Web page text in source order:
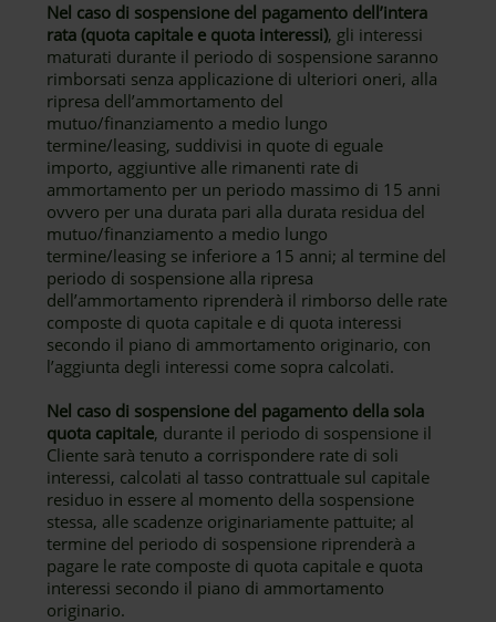
Nel caso di sospensione del pagamento dell’intera
rata (quota capitale e quota interessi), gli interessi
maturati durante il periodo di sospensione saranno
rimborsati senza applicazione di ulteriori oneri, alla
ripresa dell’ammortamento del
mutuo/finanziamento a medio lungo
termine/leasing, suddivisi in quote di eguale
importo, aggiuntive alle rimanenti rate di
ammortamento per un periodo massimo di 15 anni
ovvero per una durata pari alla durata residua del
mutuo/finanziamento a medio lungo
termine/leasing se inferiore a 15 anni; al termine del
periodo di sospensione alla ripresa
dell’ammortamento riprenderà il rimborso delle rate
composte di quota capitale e di quota interessi
secondo il piano di ammortamento originario, con
l’aggiunta degli interessi come sopra calcolati.
Nel caso di sospensione del pagamento della sola
quota capitale, durante il periodo di sospensione il
Cliente sarà tenuto a corrispondere rate di soli
interessi, calcolati al tasso contrattuale sul capitale
residuo in essere al momento della sospensione
stessa, alle scadenze originariamente pattuite; al
termine del periodo di sospensione riprenderà a
pagare le rate composte di quota capitale e quota
interessi secondo il piano di ammortamento
originario.